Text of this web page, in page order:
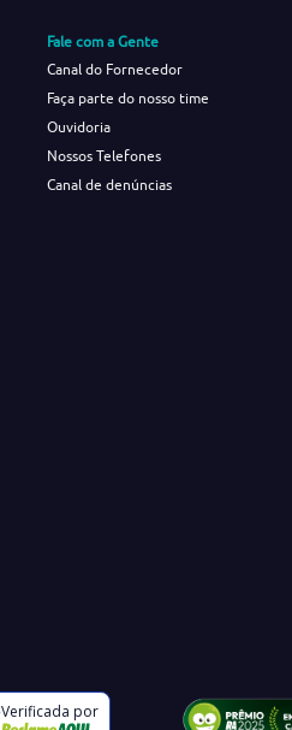
Fale com a Gente
Canal do Fornecedor
Faça parte do nosso time
Ouvidoria
Nossos Telefones
Canal de denúncias
Verificada por